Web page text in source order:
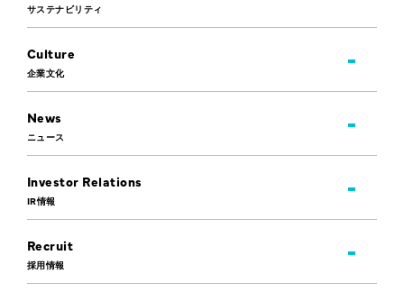
サステナビリティ
Culture
企業文化
News
ニュース
Investor Relations
IR情報
Recruit
採用情報